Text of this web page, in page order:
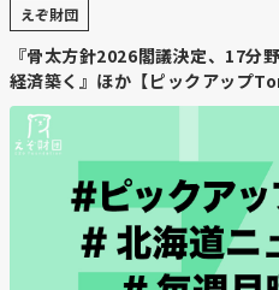
えぞ財団
『骨太方針2026閣議決定、17分
経済築く』ほか【ピックアップ